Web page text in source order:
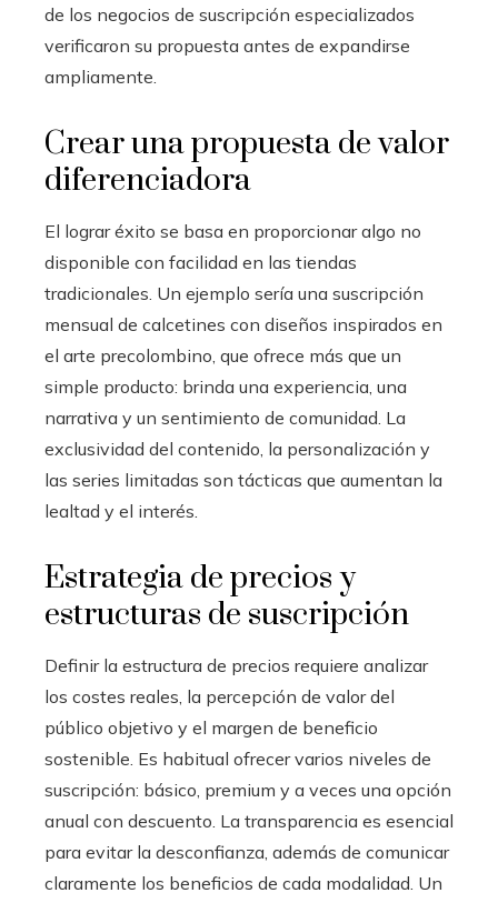
de los negocios de suscripción especializados
verificaron su propuesta antes de expandirse
ampliamente.
Crear una propuesta de valor
diferenciadora
El lograr éxito se basa en proporcionar algo no
disponible con facilidad en las tiendas
tradicionales. Un ejemplo sería una suscripción
mensual de calcetines con diseños inspirados en
el arte precolombino, que ofrece más que un
simple producto: brinda una experiencia, una
narrativa y un sentimiento de comunidad. La
exclusividad del contenido, la personalización y
las series limitadas son tácticas que aumentan la
lealtad y el interés.
Estrategia de precios y
estructuras de suscripción
Definir la estructura de precios requiere analizar
los costes reales, la percepción de valor del
público objetivo y el margen de beneficio
sostenible. Es habitual ofrecer varios niveles de
suscripción: básico, premium y a veces una opción
anual con descuento. La transparencia es esencial
para evitar la desconfianza, además de comunicar
claramente los beneficios de cada modalidad. Un